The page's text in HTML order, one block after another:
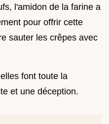
l'amidon de la farine a
pour offrir cette
sauter les crêpes avec
font toute la
et une déception.